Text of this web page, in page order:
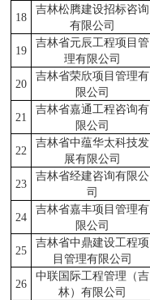
18
吉林松腾建设招标咨询
有限公司
19
吉林省元辰工程项目管
理有限公司
20
吉林省荣欣项目管理有
限公司
21
吉林省嘉通工程咨询有
限公司
22
吉林省中蕴华太科技发
展有限公司
23
吉林省经建咨询有限公
司
24
吉林省嘉丰项目管理有
限公司
25
吉林省中鼎建设工程项
目管理有限公司
26
中联国际工程管理（吉
林）有限公司